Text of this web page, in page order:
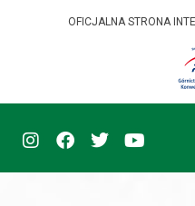
OFICJALNA STRONA